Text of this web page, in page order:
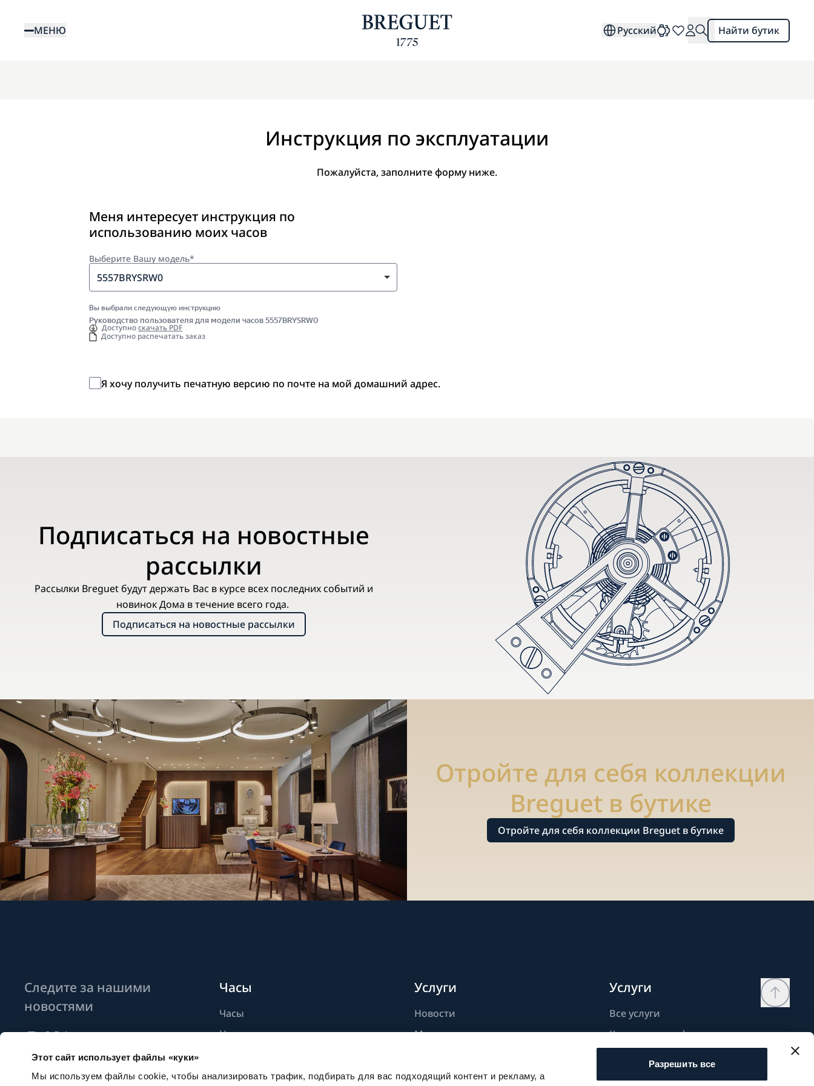
Этот сайт использует файлы «куки»
Мы используем файлы cookie, чтобы анализировать трафик, подбирать для вас подходящий контент и рекламу, а
Разрешить все
основномуМЕНЮ Русский Найти бутик
Инструкция по эксплуатации
Пожалуйста, заполните форму ниже.
Меня интересует инструкция по
использованию моих часов
Выберите Вашу модель*
5557BRYSRW0
Вы выбрали следующую инструкцию
Руководство пользователя для модели часов 5557BRYSRW0
Доступноскачать PDF
Доступно распечатать заказ
Я хочу получить печатную версию по почте на мой домашний адрес.
Подписаться на новостные
рассылки
Рассылки Breguet будут держать Вас в курсе всех последних событий и
новинок Дома в течение всего года.
Подписаться на новостные рассылки
Отройте для себя коллекции
Breguet в бутике
Отройте для себя коллекции Breguet в бутике
Следите за нашими
новостями
Подписаться на новостные
рассылки
Часы
Часы
Новые модели
Услуги
Новости
Мастерство
Устойчивое развитие
Услуги
Все услуги
Контактная информация